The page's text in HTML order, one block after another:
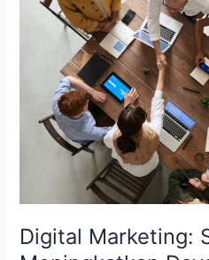
Digital Marketing:
Strategi
Meningkatkan
Saing
Bisnis